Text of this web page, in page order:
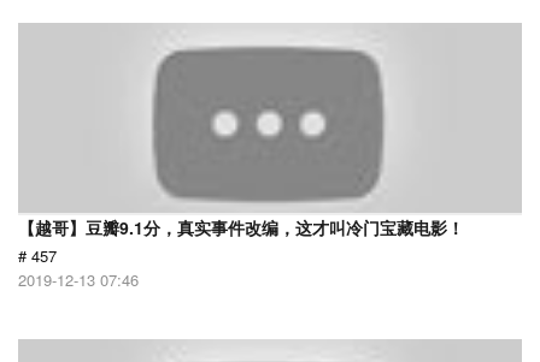
【越哥】豆瓣9.1分，真实事件改编，这才叫冷门宝藏电影！
# 457
2019-12-13 07:46